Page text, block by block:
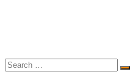
Search
…